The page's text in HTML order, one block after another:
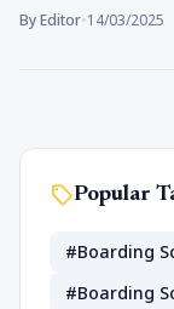
By Editor•14/03/2025
sellPopular
#Boarding
#Boarding